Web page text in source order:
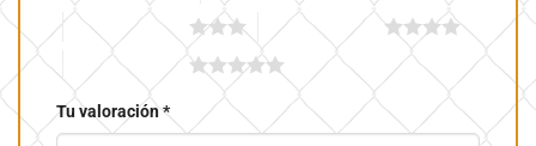
3 de 5 estrellas
4 de 5 estrellas
5 de 5 estrellas
Tu valoración*